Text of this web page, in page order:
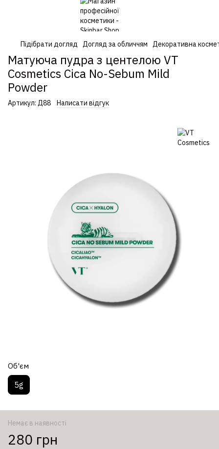
Підібрати догляд Догляд за обличчям Декоративна
Матуюча пудра з центелою VT
Cosmetics Cica No-Sebum Mild
Powder
Артикул: Д88 Написати відгук
Об'єм
5g
Немає в наявності
280 грн